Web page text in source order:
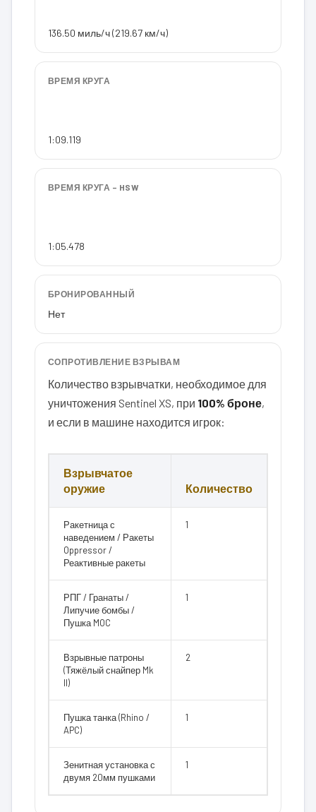
136.50 миль/ч (219.67 км/ч)
ВРЕМЯ КРУГА
1:09.119
ВРЕМЯ КРУГА – HSW
1:05.478
БРОНИРОВАННЫЙ
Нет
СОПРОТИВЛЕНИЕ ВЗРЫВАМ
Количество взрывчатки, необходимое для
уничтожения Sentinel XS, при 100% броне,
и если в машине находится игрок:
Взрывчатое
оружие
Количество
Ракетница с
наведением / Ракеты
Oppressor /
Реактивные ракеты
1
РПГ / Гранаты /
Липучие бомбы /
Пушка MOC
1
Взрывные патроны
(Тяжёлый снайпер Mk
II)
2
Пушка танка (Rhino /
APC)
1
Зенитная установка с
двумя 20мм пушками
1